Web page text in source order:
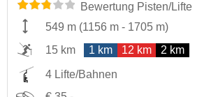
Bewertung Pisten/Lifte
549 m (1156 m - 1705 m)
15 km
1 km 12 km 2 km
4 Lifte/Bahnen